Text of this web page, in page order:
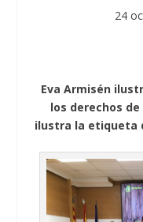
24
Eva Armisén
los derechos
ilustra la etiqueta